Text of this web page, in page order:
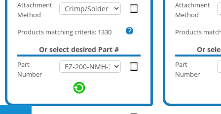
Attachment
Method
Products matching criteria: 1330
Or select desired Part #
Part
Number
Attachment
Method
Products
Or
Part
Number